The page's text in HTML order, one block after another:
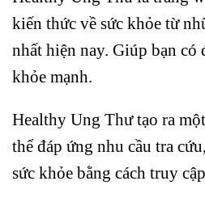
kiến thức về sức khỏe từ
nhất hiện nay. Giúp bạn có
khỏe mạnh.
Healthy Ung Thư tạo ra
thể đáp ứng nhu cầu tra
sức khỏe bằng cách truy